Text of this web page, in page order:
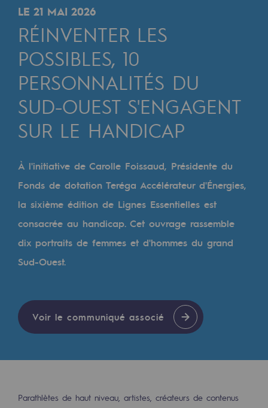
Transversalité et Collaboratif
Notre culture et nos valeurs
Une organisation certifiée
Notre organisation
Notre organisation
Indicateurs
Publications institutionnelles
Où nous trouver
Les énergies d'avenir
Notre vision
Gaz renouvelables et procédés durables
Méthanation
LE 21 MAI 2026
RÉINVENTER LES
POSSIBLES, 10
PERSONNALITÉS DU
SUD-OUEST S'ENGAGENT
SUR LE HANDICAP
À l'initiative de Carolle Foissaud, Présidente du
Fonds de dotation Teréga Accélérateur d'Énergies,
la sixième édition de Lignes Essentielles est
consacrée au handicap. Cet ouvrage rassemble
dix portraits de femmes et d'hommes du grand
Sud-Ouest.
Voir le communiqué associé
Parathlètes de haut niveau, artistes, créateurs de contenus